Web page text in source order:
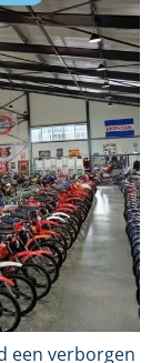
een verborgen